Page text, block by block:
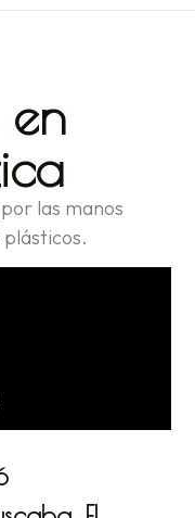
en
las manos